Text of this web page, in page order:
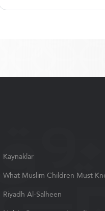
Kaynaklar
What Muslim Children Must
Riyadh Al-Salheen